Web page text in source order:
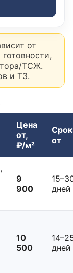
от
ТСЖ.
и ТЗ.
Цена
от,
₽/м²
от
9
900
дней
10
500
дней